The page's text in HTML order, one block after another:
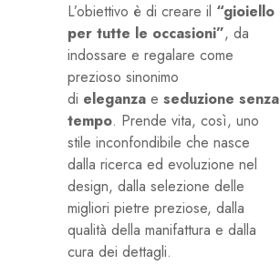
L’obiettivo è di creare il “gioiello
per tutte le occasioni”, da
indossare e regalare come
prezioso sinonimo
di eleganza e seduzione senza
tempo. Prende vita, così, uno
stile inconfondibile che nasce
dalla ricerca ed evoluzione nel
design, dalla selezione delle
migliori pietre preziose, dalla
qualità della manifattura e dalla
cura dei dettagli.